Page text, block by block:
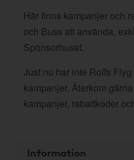
Här finns kampanjer och
och Buss att använda,
Sponsorhuset.
Just nu har inte Rolfs
kampanjer. Återkom
kampanjer, rabattkoder
Information